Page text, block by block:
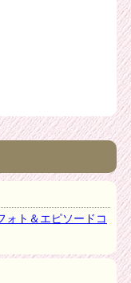
ォト＆エピソードコ